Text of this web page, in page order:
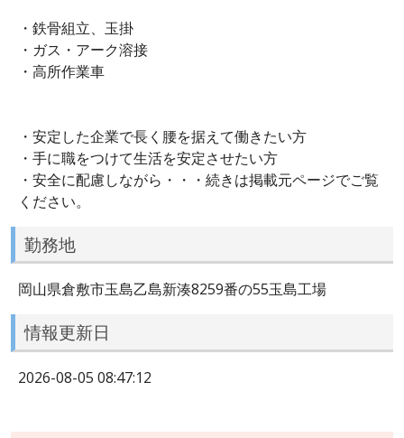
・鉄骨組立、玉掛
・ガス・アーク溶接
・高所作業車
・安定した企業で長く腰を据えて働きたい方
・手に職をつけて生活を安定させたい方
・安全に配慮しながら・・・続きは掲載元ページでご覧
ください。
勤務地
岡山県倉敷市玉島乙島新湊8259番の55玉島工場
情報更新日
2026-08-05 08:47:12